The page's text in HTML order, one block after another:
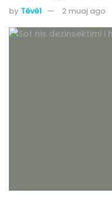
by Tëvë1 2 muaj ago